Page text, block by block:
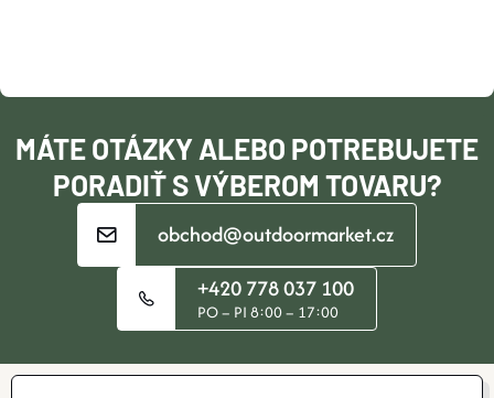
T
MÁTE OTÁZKY ALEBO POTREBUJETE
PORADIŤ S VÝBEROM TOVARU?
obchod@outdoormarket.cz
+420 778 037 100
PO – PI 8:00 – 17:00